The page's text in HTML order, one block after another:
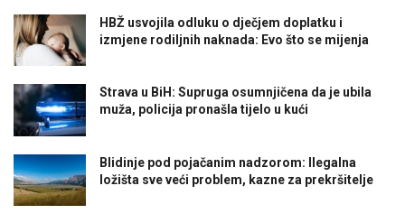
HBŽ usvojila odluku o dječjem doplatku i
izmjene rodiljnih naknada: Evo što se mijenja
Strava u BiH: Supruga osumnjičena da je ubila
muža, policija pronašla tijelo u kući
Blidinje pod pojačanim nadzorom: Ilegalna
ložišta sve veći problem, kazne za prekršitelje